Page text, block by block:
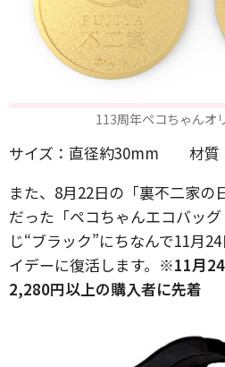
113周年ペコちゃんオ
サイズ：直径約30mm 材質
また、8月22日の「裏不二家の
だった「ペコちゃんエコバッ
じ“ブラック”にちなんで11月
イデーに復活します。 ※11月24
2,280円以上の購入者に先着